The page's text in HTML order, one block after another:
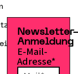
Anmeldung
E-Mail-
Adresse*